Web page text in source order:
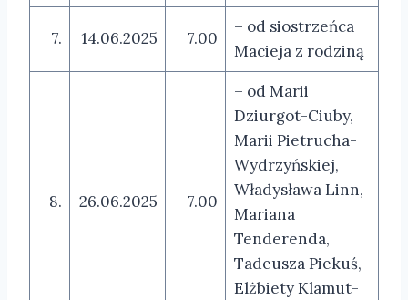
7. 14.06.2025 7.00
– od siostrzeńca
Macieja z rodziną
8. 26.06.2025 7.00
– od Marii
Dziurgot-Ciuby,
Marii Pietrucha-
Wydrzyńskiej,
Władysława Linn,
Mariana
Tenderenda,
Tadeusza Piekuś,
Elżbiety Klamut-